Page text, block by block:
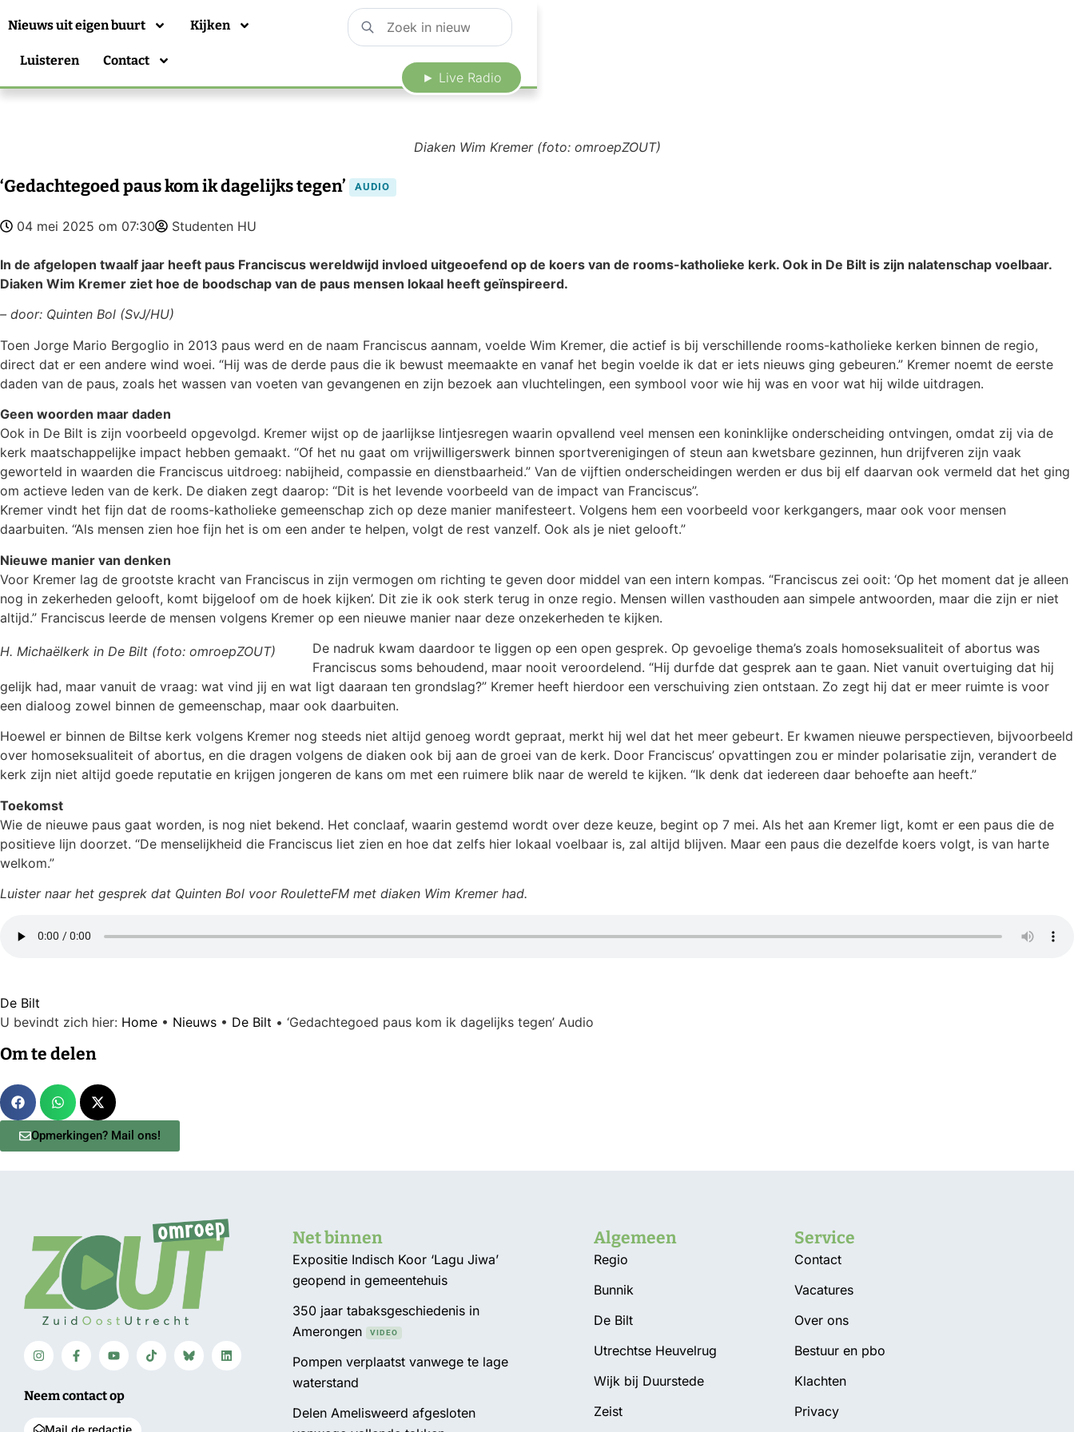
► Live Radio
Nieuws uit eigen buurt Kijken
Luisteren Contact
Diaken Wim Kremer (foto: omroepZOUT)
‘Gedachtegoed paus kom ik dagelijks tegen’ AUDIO
04 mei 2025 om 07:30 Studenten HU
In de afgelopen twaalf jaar heeft paus Franciscus wereldwijd invloed uitgeoefend op de koers van de rooms-katholieke kerk. Ook in De Bilt is zijn nalatenschap voelbaar.
Diaken Wim Kremer ziet hoe de boodschap van de paus mensen lokaal heeft geïnspireerd.
– door: Quinten Bol (SvJ/HU)
Toen Jorge Mario Bergoglio in 2013 paus werd en de naam Franciscus aannam, voelde Wim Kremer, die actief is bij verschillende rooms-katholieke kerken binnen de regio,
direct dat er een andere wind woei. “Hij was de derde paus die ik bewust meemaakte en vanaf het begin voelde ik dat er iets nieuws ging gebeuren.” Kremer noemt de eerste
daden van de paus, zoals het wassen van voeten van gevangenen en zijn bezoek aan vluchtelingen, een symbool voor wie hij was en voor wat hij wilde uitdragen.
Geen woorden maar daden
Ook in De Bilt is zijn voorbeeld opgevolgd. Kremer wijst op de jaarlijkse lintjesregen waarin opvallend veel mensen een koninklijke onderscheiding ontvingen, omdat zij via de
kerk maatschappelijke impact hebben gemaakt. “Of het nu gaat om vrijwilligerswerk binnen sportverenigingen of steun aan kwetsbare gezinnen, hun drijfveren zijn vaak
geworteld in waarden die Franciscus uitdroeg: nabijheid, compassie en dienstbaarheid.” Van de vijftien onderscheidingen werden er dus bij elf daarvan ook vermeld dat het ging
om actieve leden van de kerk. De diaken zegt daarop: “Dit is het levende voorbeeld van de impact van Franciscus”.
Kremer vindt het fijn dat de rooms-katholieke gemeenschap zich op deze manier manifesteert. Volgens hem een voorbeeld voor kerkgangers, maar ook voor mensen
daarbuiten. “Als mensen zien hoe fijn het is om een ander te helpen, volgt de rest vanzelf. Ook als je niet gelooft.”
Nieuwe manier van denken
Voor Kremer lag de grootste kracht van Franciscus in zijn vermogen om richting te geven door middel van een intern kompas. “Franciscus zei ooit: ‘Op het moment dat je alleen
nog in zekerheden gelooft, komt bijgeloof om de hoek kijken’. Dit zie ik ook sterk terug in onze regio. Mensen willen vasthouden aan simpele antwoorden, maar die zijn er niet
altijd.” Franciscus leerde de mensen volgens Kremer op een nieuwe manier naar deze onzekerheden te kijken.
H. Michaëlkerk in De Bilt (foto: omroepZOUT)
De nadruk kwam daardoor te liggen op een open gesprek. Op gevoelige thema’s zoals homoseksualiteit of abortus was
Franciscus soms behoudend, maar nooit veroordelend. “Hij durfde dat gesprek aan te gaan. Niet vanuit overtuiging dat hij
gelijk had, maar vanuit de vraag: wat vind jij en wat ligt daaraan ten grondslag?” Kremer heeft hierdoor een verschuiving zien ontstaan. Zo zegt hij dat er meer ruimte is voor
een dialoog zowel binnen de gemeenschap, maar ook daarbuiten.
Hoewel er binnen de Biltse kerk volgens Kremer nog steeds niet altijd genoeg wordt gepraat, merkt hij wel dat het meer gebeurt. Er kwamen nieuwe perspectieven, bijvoorbeeld
over homoseksualiteit of abortus, en die dragen volgens de diaken ook bij aan de groei van de kerk. Door Franciscus’ opvattingen zou er minder polarisatie zijn, verandert de
kerk zijn niet altijd goede reputatie en krijgen jongeren de kans om met een ruimere blik naar de wereld te kijken. “Ik denk dat iedereen daar behoefte aan heeft.”
Toekomst
Wie de nieuwe paus gaat worden, is nog niet bekend. Het conclaaf, waarin gestemd wordt over deze keuze, begint op 7 mei. Als het aan Kremer ligt, komt er een paus die de
positieve lijn doorzet. “De menselijkheid die Franciscus liet zien en hoe dat zelfs hier lokaal voelbaar is, zal altijd blijven. Maar een paus die dezelfde koers volgt, is van harte
welkom.”
Luister naar het gesprek dat Quinten Bol voor RouletteFM met diaken Wim Kremer had.
De Bilt
U bevindt zich hier: Home • Nieuws • De Bilt • ‘Gedachtegoed paus kom ik dagelijks tegen’ Audio
Om te delen
Opmerkingen? Mail ons!
Neem contact op
Net binnen
Expositie Indisch Koor ‘Lagu Jiwa’
geopend in gemeentehuis
350 jaar tabaksgeschiedenis in
Amerongen
VIDEO
Pompen verplaatst vanwege te lage
waterstand
Delen Amelisweerd afgesloten
Algemeen
Regio
Bunnik
De Bilt
Utrechtse Heuvelrug
Wijk bij Duurstede
Zeist
Service
Contact
Vacatures
Over ons
Bestuur en pbo
Klachten
Privacy